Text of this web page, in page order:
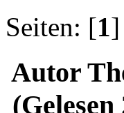
Seiten: [1
Autor